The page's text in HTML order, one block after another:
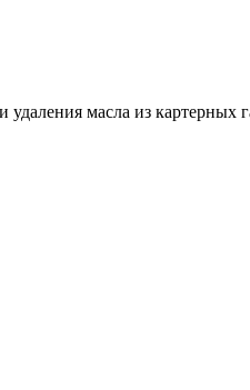
масла из картерных